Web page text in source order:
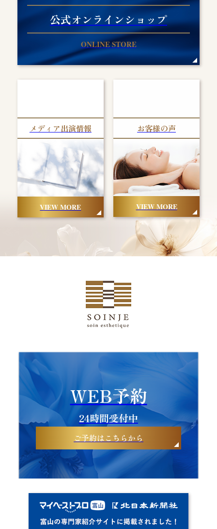
公式オンラインショップ
ONLINE STORE
メディア出演情報
VIEW MORE
お客様の声
VIEW MORE
WEB予約
24時間受付中
ご予約はこちらから